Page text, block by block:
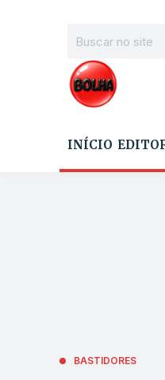
INÍCIO
BASTIDORES